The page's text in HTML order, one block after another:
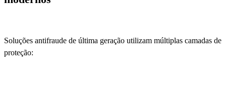
Soluções antifraude de última geração utilizam múltiplas camadas de
proteção: